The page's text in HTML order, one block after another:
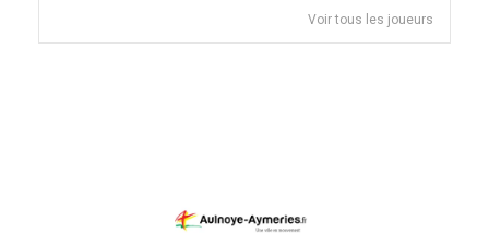
Voir tous les joueurs